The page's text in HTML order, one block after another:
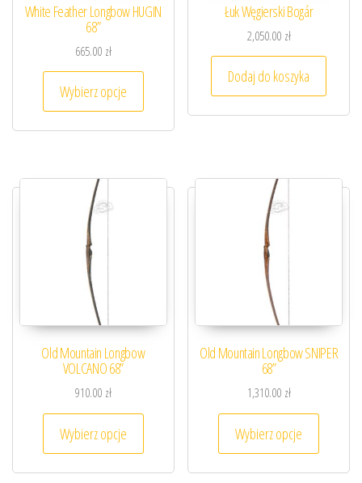
White Feather Longbow HUGIN
68”
665.00 zł
Wybierz opcje
Ten produkt ma wiele wariantów. Opcje
Łuk Węgierski Bogár
2,050.00 zł
Dodaj do koszyka
Old Mountain Longbow
VOLCANO 68”
910.00 zł
Wybierz opcje
Ten produkt ma wiele wariantów. Opcje
Old Mountain Longbow SNIPER
68”
1,310.00 zł
Wybierz opcje
Ten